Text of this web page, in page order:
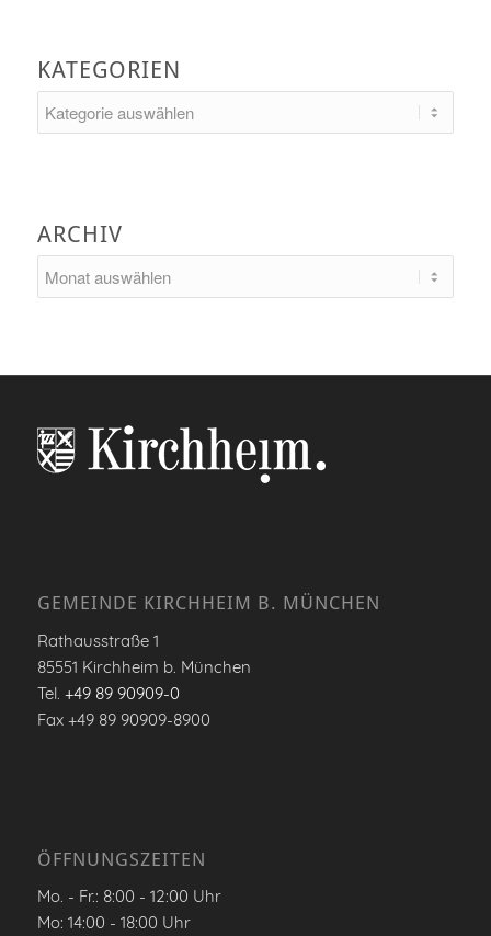
KATEGORIEN
ARCHIV
GEMEINDE KIRCHHEIM B. MÜNCHEN
Rathausstraße 1
85551 Kirchheim b. München
Tel. +49 89 90909-0
Fax +49 89 90909-8900
ÖFFNUNGSZEITEN
Mo. - Fr.: 8:00 - 12:00 Uhr
Mo: 14:00 - 18:00 Uhr